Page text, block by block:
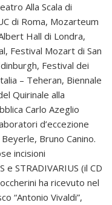
Alla Scala di
di Roma, Mozarteum
Hall di Londra,
Festival Mozart di San
Festival dei
– Teheran, Biennale
Quirinale alla
Carlo Azeglio
d’eccezione
Bruno Canino.
incisioni
STRADIVARIUS (il CD
ha ricevuto nel
“Antonio Vivaldi”,